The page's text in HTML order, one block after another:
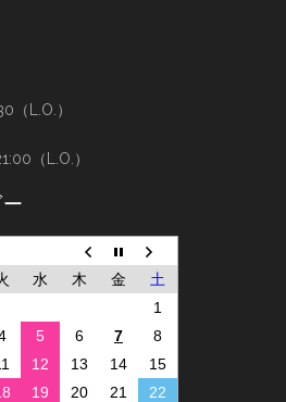
（L.O.）
（L.O.）
水 木 金
土
1
5 6 7
8
12 13 14
15
19 20 21
22